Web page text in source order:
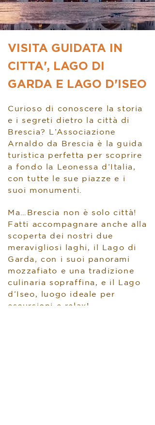
VISITA GUIDATA IN
CITTA', LAGO DI
GARDA E LAGO D'ISEO
Curioso di conoscere la storia
e i segreti dietro la città di
Brescia? L’Associazione
Arnaldo da Brescia è la guida
turistica perfetta per scoprire
a fondo la Leonessa d’Italia,
con tutte le sue piazze e i
suoi monumenti.
Ma…Brescia non è solo città!
Fatti accompagnare anche alla
scoperta dei nostri due
meravigliosi laghi, il Lago di
Garda, con i suoi panorami
mozzafiato e una tradizione
culinaria sopraffina, e il Lago
d’Iseo, luogo ideale per
escursioni e relax!